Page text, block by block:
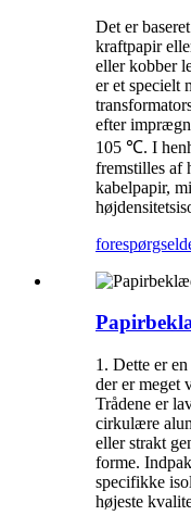
Det er
kraftpapir
eller kobber
er et specielt
efter
105 ℃. I
fremstilles af
kabelpapir,
forespørgsel
1. Dette er
der er meget
Trådene er
cirkulære
eller strakt
forme.
specifikke
højeste